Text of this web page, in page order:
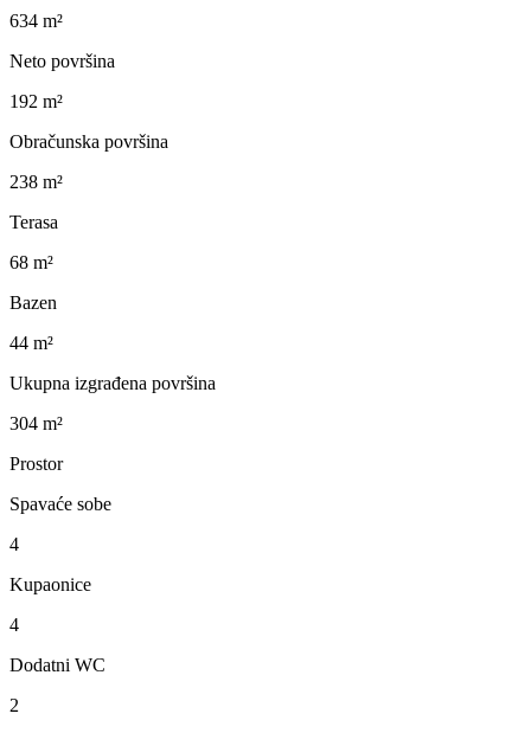
634 m²
Neto površina
192 m²
Obračunska površina
238 m²
Terasa
68 m²
Bazen
44 m²
Ukupna izgrađena površina
304 m²
Prostor
Spavaće sobe
4
Kupaonice
4
Dodatni WC
2